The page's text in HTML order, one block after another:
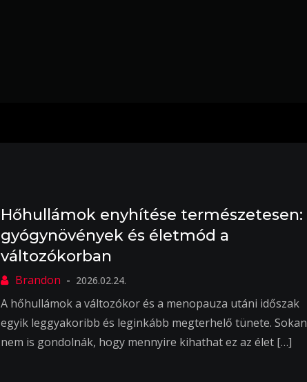
Hőhullámok enyhítése természetesen:
gyógynövények és életmód a
változókorban
2026.02.24.
A hőhullámok a változókor és a menopauza utáni időszak
egyik leggyakoribb és leginkább megterhelő tünete. Sokan
nem is gondolnák, hogy mennyire kihathat ez az élet […]